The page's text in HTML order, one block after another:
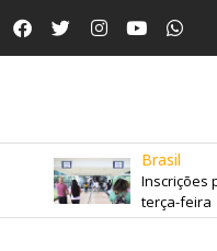
Brasil
Inscrições
terça-feira